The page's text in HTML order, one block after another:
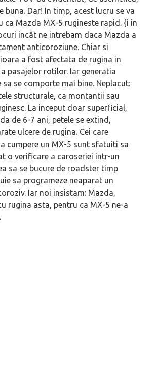
buna. Dar! In timp, acest lucru se va
ca Mazda MX-5 rugineste rapid. {i in
incât ne intrebam daca Mazda a
anticoroziune. Chiar si
a fost afectata de rugina in
pasajelor rotilor. Iar generatia
sa se comporte mai bine. Neplacut:
structurale, ca montantii sau
La inceput doar superficial,
de 6-7 ani, petele se extind,
ulcere de rugina. Cei care
cumpere un MX-5 sunt sfatuiti sa
o verificare a caroseriei intr-un
sa se bucure de roadster timp
sa programeze neaparat un
Iar noi insistam: Mazda,
rugina asta, pentru ca MX-5 ne-a